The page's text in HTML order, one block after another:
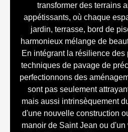
transformer des terrains
appétissants, où chaque
jardin, terrasse, bord de
harmonieux mélange de
En intégrant la résilience
techniques de pavage de
perfectionnons des
sont pas seulement
mais aussi intrinsèquement
d'une nouvelle construction
manoir de Saint Jean ou